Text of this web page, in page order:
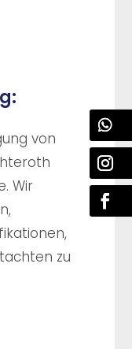
von
Wir
zu